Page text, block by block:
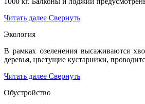
Читать далее Свернуть
Экология
В рамках озеленения высаживаются
деревья, цветущие кустарники,
Читать далее Свернуть
Обустройство